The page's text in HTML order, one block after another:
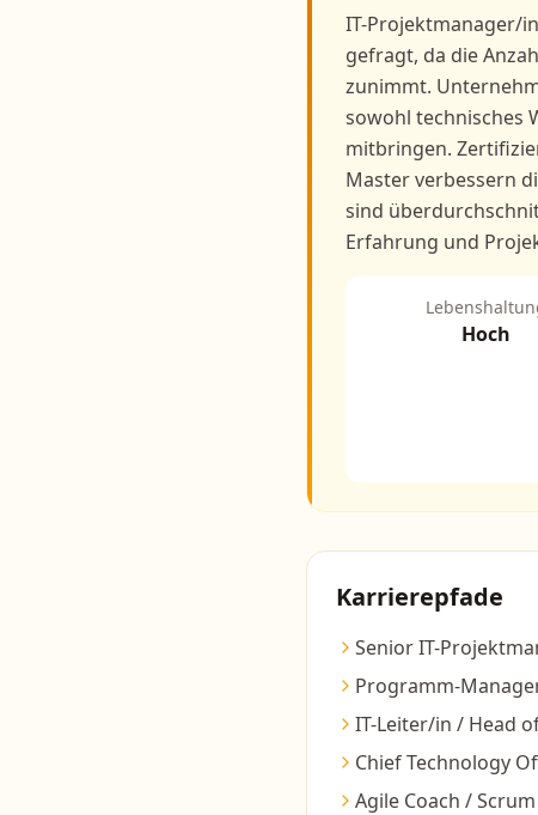
IT-Projektmanager/
gefragt, da die
zunimmt.
sowohl technisches
mitbringen.
Master verbessern
sind
Erfahrung und
Hoch
Karrierepfade
Senior IT-
Programm-
IT-Leiter/in / Head
Chief Technology
Agile Coach /